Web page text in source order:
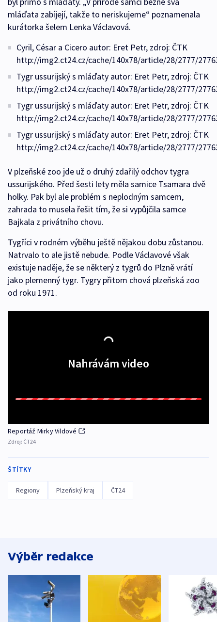
mláďata zabíjejí, takže to neriskujeme“ poznamenala
kurátorka šelem Lenka Václavová.
Cyril, César a Cicero autor: Eret Petr, zdroj: ČTK
http://img2.ct24.cz/cache/140x78/article/28/2777/
Tygr ussurijský s mláďaty autor: Eret Petr, zdroj: ČTK
http://img2.ct24.cz/cache/140x78/article/28/2777/
Tygr ussurijský s mláďaty autor: Eret Petr, zdroj: ČTK
http://img2.ct24.cz/cache/140x78/article/28/2777/
Tygr ussurijský s mláďaty autor: Eret Petr, zdroj: ČTK
http://img2.ct24.cz/cache/140x78/article/28/2777/
V plzeňské zoo jde už o druhý zdařilý odchov tygra
ussurijského. Před šesti lety měla samice Tsamara dvě
holky. Pak byl ale problém s neplodným samcem,
zahrada to musela řešit tím, že si vypůjčila samce
Bajkala z privátního chovu.
Tygříci v rodném výběhu ještě nějakou dobu zůstanou.
Natrvalo to ale jistě nebude. Podle Václavové však
existuje naděje, že se některý z tygrů do Plzně vrátí
jako plemenný tygr. Tygry přitom chová plzeňská zoo
od roku 1971.
Nahrávám video
Reportáž Mirky Vildové
Zdroj: ČT24
ŠTÍTKY
Regiony Plzeňský kraj ČT24
Výběr redakce